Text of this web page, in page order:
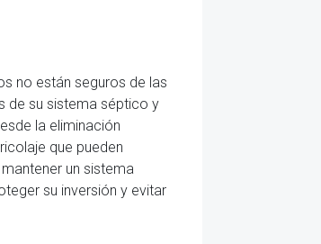
no están seguros de las
de su sistema séptico y
la eliminación
que pueden
un sistema
su inversión y evitar